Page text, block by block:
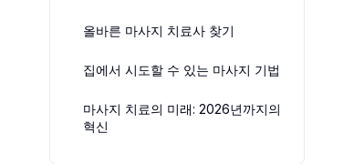
올바른 마사지 치료사 찾기
집에서 시도할 수 있는 마사지 기법
마사지 치료의 미래: 2026년까지의
혁신